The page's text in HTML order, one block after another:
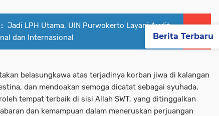
Jadi LPH Utama, UIN Purwokerto Layani Audit
dan Internasional
belasungkawa atas terjadinya korban jiwa di kalangan
dan mendoakan semoga dicatat sebagai syuhada,
tempat terbaik di sisi Allah SWT, yang ditinggalkan
dan kemampuan dalam meneruskan perjuangan
Berita Terbaru